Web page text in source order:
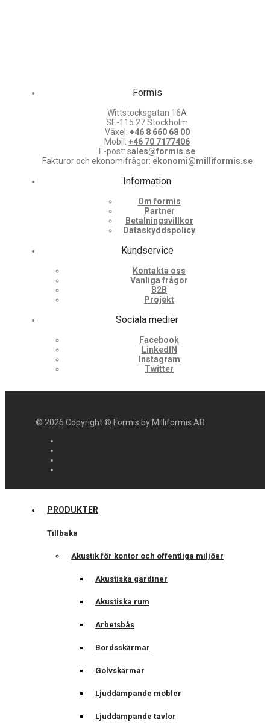
Formis
Wittstocksgatan 16A
SE-115 27 Stockholm
Växel: +46 8 660 68 00
Mobil: +46 70 7177406
E-post: sales@formis.se
Fakturor och ekonomifrågor: ekonomi@milliformis.se
Information
Om formis
Partner
Betalningsvillkor
Dataskyddspolicy
Kundservice
Kontakta oss
Vanliga frågor
B2B
Projekt
Sociala medier
Facebook
LinkedIN
Instagram
Twitter
© 2026 Copyright © Formis by Milliformis AB
PRODUKTER
Tillbaka
Akustik för kontor och offentliga miljöer
Akustiska gardiner
Akustiska rum
Arbetsbås
Bordsskärmar
Golvskärmar
Ljuddämpande möbler
Ljuddämpande tavlor